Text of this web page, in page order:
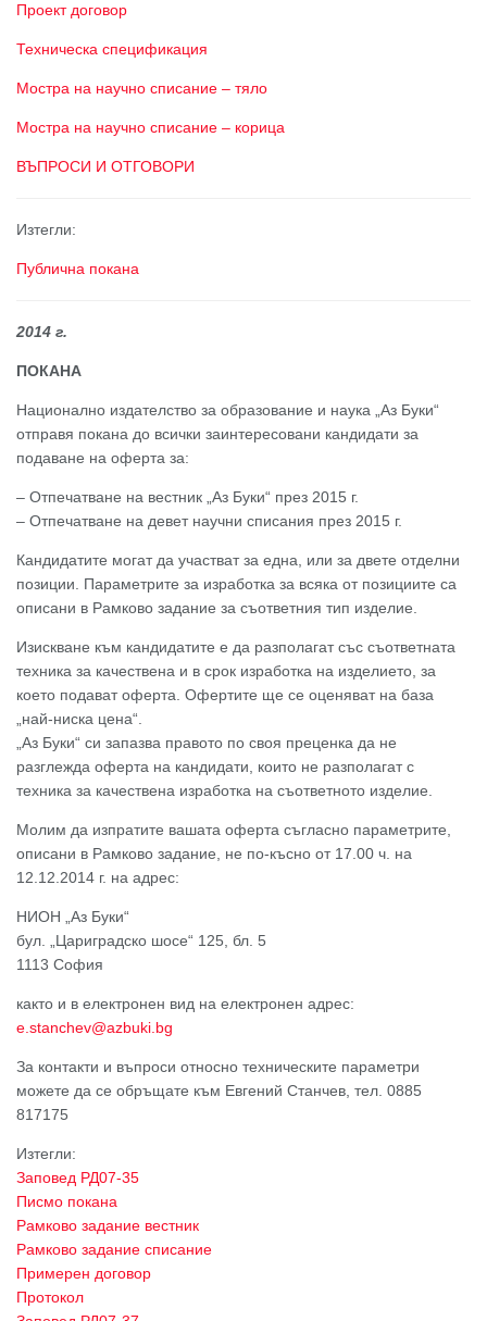
Проект договор
Техническа спецификация
Мостра на научно списание – тяло
Мостра на научно списание – корица
ВЪПРОСИ И ОТГОВОРИ
Изтегли:
Публична покана
2014 г.
ПОКАНА
Национално издателство за образование и наука „Аз Буки“
отправя покана до всички заинтересовани кандидати за
подаване на оферта за:
– Отпечатване на вестник „Аз Буки“ през 2015 г.
– Отпечатване на девет научни списания през 2015 г.
Кандидатите могат да участват за една, или за двете отделни
позиции. Параметрите за изработка за всяка от позициите са
описани в Рамково задание за съответния тип изделие.
Изискване към кандидатите е да разполагат със съответната
техника за качествена и в срок изработка на изделието, за
което подават оферта. Офертите ще се оценяват на база
„най-ниска цена“.
„Аз Буки“ си запазва правото по своя преценка да не
разглежда оферта на кандидати, които не разполагат с
техника за качествена изработка на съответното изделие.
Молим да изпратите вашата оферта съгласно параметрите,
описани в Рамково задание, не по-късно от 17.00 ч. на
12.12.2014 г. на адрес:
НИОН „Аз Буки“
бул. „Цариградско шосе“ 125, бл. 5
1113 София
както и в електронен вид на електронен адрес:
e.stanchev@azbuki.bg
За контакти и въпроси относно техническите параметри
можете да се обръщате към Евгений Станчев, тел. 0885
817175
Изтегли:
Заповед РД07-35
Писмо покана
Рамково задание вестник
Рамково задание списание
Примерен договор
Протокол